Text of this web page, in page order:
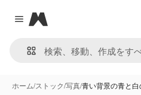
Close menu
Magnific
ホーム/ストック/写真/青い背景の青と